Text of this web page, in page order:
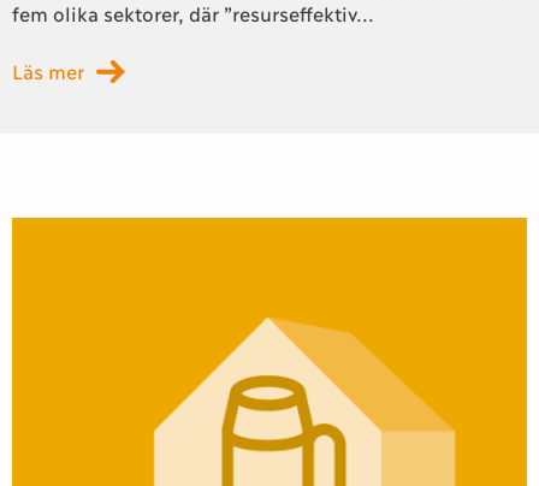
fem olika sektorer, där ”resurseffektiv...
Läs mer